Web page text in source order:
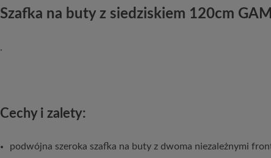
Szafka na buty z siedziskiem 120cm
.
Cechy i zalety:
podwójna szeroka szafka na buty z dwoma niezależnymi